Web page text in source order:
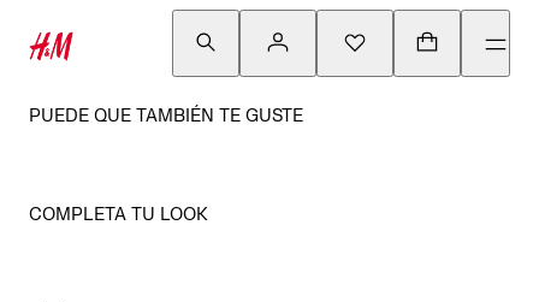
PUEDE QUE TAMBIÉN TE GUSTE
COMPLETA TU LOOK